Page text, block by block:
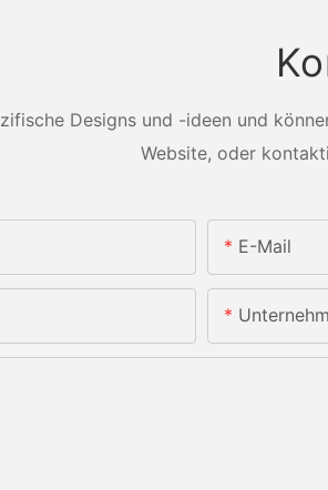
Designs und -ideen und
Website, oder
E-Mail